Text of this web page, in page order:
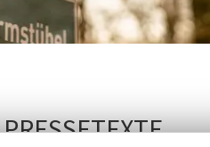
PRESSETEXTE